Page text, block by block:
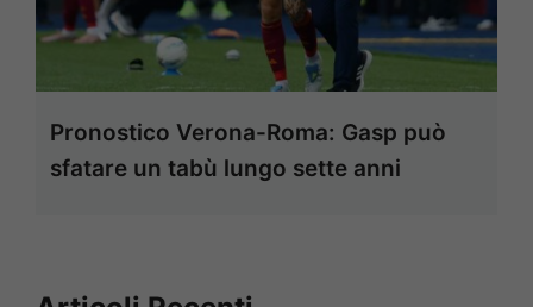
Pronostico Verona-Roma: Gasp può
sfatare un tabù lungo sette anni